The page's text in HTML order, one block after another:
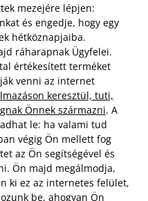
mezejére lépjen:
és engedje, hogy egy
hétköznapjaiba.
ráharapnak Ügyfelei.
értékesített terméket
venni az internet
keresztül, tuti,
Önnek származni. A
le: ha valami tud
végig Ön mellett fog
az Ön segítségével és
Ön majd megálmodja,
ki ez az internetes felület,
be, ahogyan Ön